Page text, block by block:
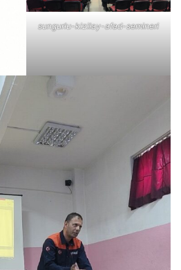
sungurlu-kizilay-afad-semineri